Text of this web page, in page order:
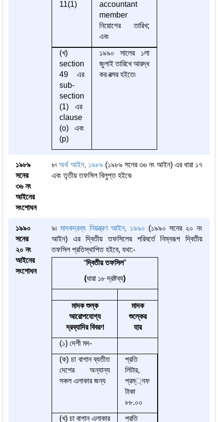
11(1)
accountant
member
নিয়োগের তারিখ;
এবং
(খ)
section
49 এর
sub-
section
(1) এর
clause
(o) এবং
(p)
১৯৯০ সালের ১লা
জুলাই তারিখে আরদ্ধ
কর বত্সর হইতে৷
১৯৮৯
সনের
৩৬ নং
আইনের
সংশোধন
৮৷অর্থ আইন, ১৯৮৯ (১৯৮৯ সনের ৩৬ নং আইন) এর ধারা ১৭
এবং তৃতীয় তফসিল বিলুপ্ত হইবে৷
১৯৯০
সনের
২০ নং
আইনের
সংশোধন
৯৷মাদকদ্রব্য নিয়ন্ত্রণ আইন, ১৯৯০ (১৯৯০ সনের ২০ নং
আইন) এর দ্বিতীয় তফসিলের পরিবর্তে নিম্নরূপ দ্বিতীয়
তফসিল প্রতিস্থাপিত হইবে, যথা:-
“দ্বিতীয় তফসিল”
(ধারা ১৮ দ্রষ্টব্য)
মাদক শুল্ক
আরোপযোগ্য
দ্রব্যাদির বিবরণ
মাদক
শুল্কের
হার
(১) দেশী মদ-
(ক) চা বাগান ব্যতীত
দেশের অন্যান্য
সকল এলাকার জন্য
প্রতি
লিটার,
প্রম্্নফ
টাকা
৮৮.০০
(খ) চা বাগান এলাকার
প্রতি